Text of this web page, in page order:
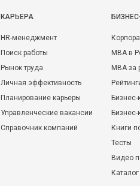
КАРЬЕРА
HR-менеджмент
Поиск работы
Рынок труда
Личная эффективность
Планирование карьеры
Управленческие вакансии
Справочник компаний
MBA в
MBA
Бизнес-
Книги
Тесты
Видео